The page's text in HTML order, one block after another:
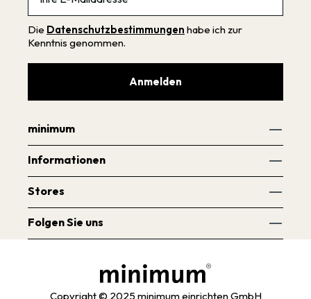
Die Datenschutzbestimmungen habe ich zur
Kenntnis genommen.
Anmelden
minimum
Informationen
Stores
Folgen Sie uns
Copyright © 2025 minimum einrichten GmbH